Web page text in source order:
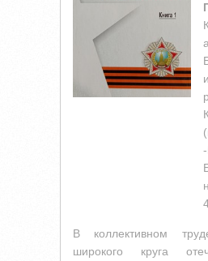
В коллективном
широкого круга